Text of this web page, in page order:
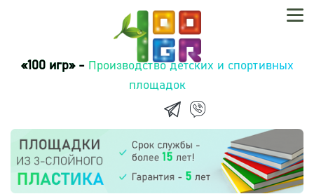
«100 игр» -Производство детских и спортивных
площадок